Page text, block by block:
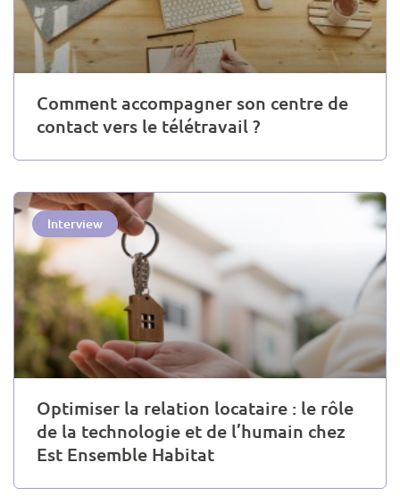
Comment accompagner son centre de
contact vers le télétravail ?
Interview
Optimiser la relation locataire : le rôle
de la technologie et de l’humain chez
Est Ensemble Habitat